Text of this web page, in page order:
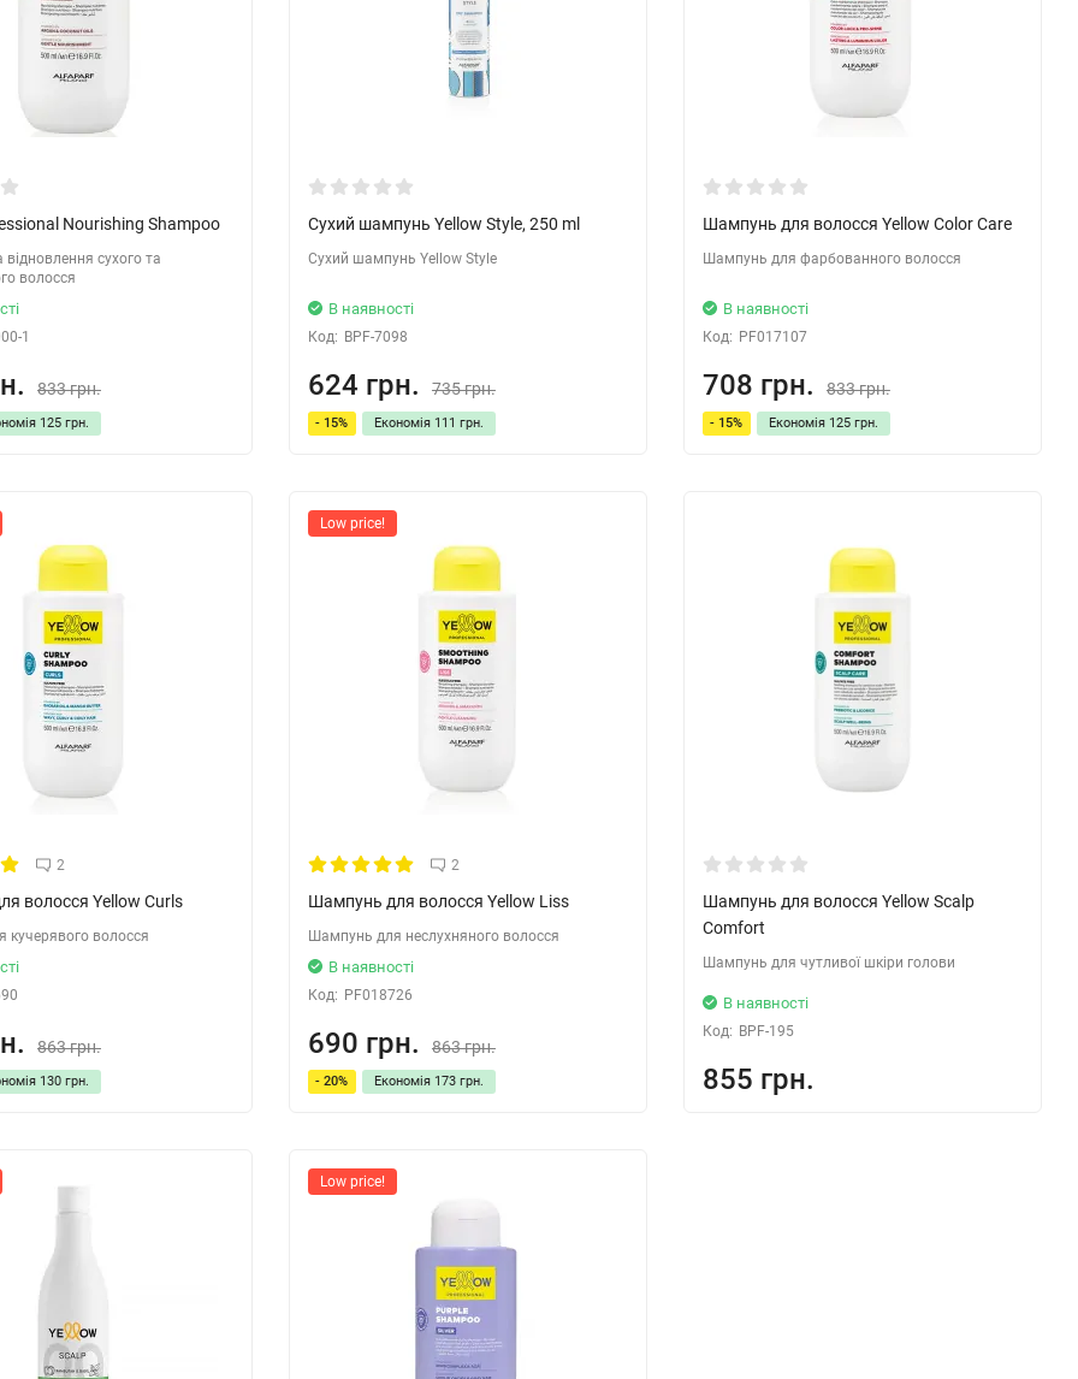
Nourishing Shampoo
сухого та
волосся
1
833 грн.
125 грн.
Сухий шампунь Yellow Style, 250 ml
Сухий шампунь Yellow Style
В наявності
Код: BPF-7098
624 грн. 735 грн.
- 15% Економія 111 грн.
Шампунь для волосся Yellow Color Care
Шампунь для фарбованного волосся
В наявності
Код: PF017107
708 грн. 833 грн.
- 15% Економія 125 грн.
2
волосся Yellow Curls
кучерявого волосся
863 грн.
130 грн.
Low price!
2
Шампунь для волосся Yellow Liss
Шампунь для неслухняного волосся
В наявності
Код: PF018726
690 грн. 863 грн.
- 20% Економія 173 грн.
Шампунь для волосся Yellow Scalp
Comfort
Шампунь для чутливої шкіри голови
В наявності
Код: BPF-195
855 грн.
Low price!